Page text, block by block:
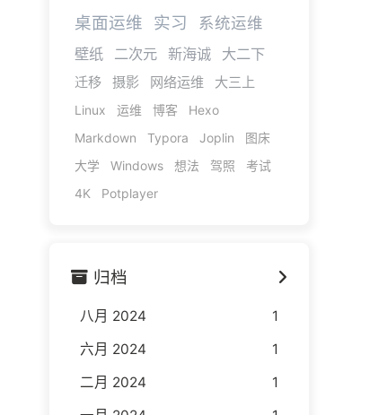
桌面运维 实习 系统运维
壁纸 二次元 新海诚 大二下
迁移 摄影 网络运维 大三上
Linux 运维 博客
Hexo
Markdown
Typora Joplin
图床
大学
Windows 想法 驾照
考试
4K
Potplayer
归档
八月 2024
1
六月 2024
1
二月 2024
1